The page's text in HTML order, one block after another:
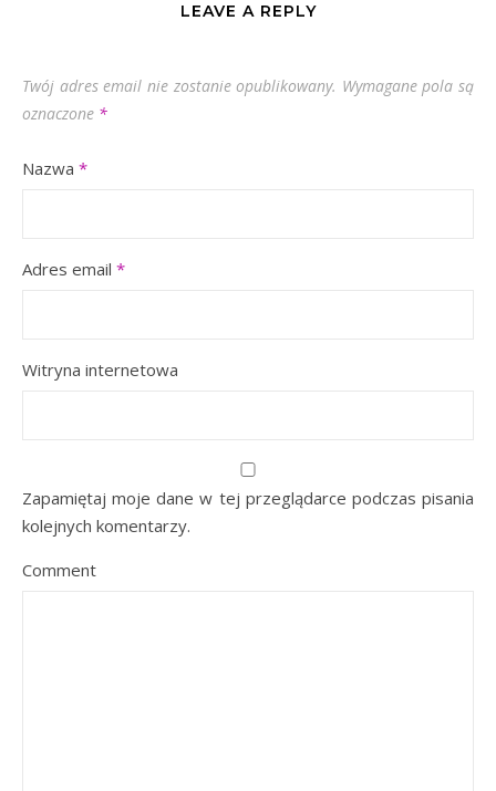
LEAVE A REPLY
Twój adres email nie zostanie opublikowany. Wymagane pola są
oznaczone *
Nazwa *
Adres email *
Witryna internetowa
Zapamiętaj moje dane w tej przeglądarce podczas pisania
kolejnych komentarzy.
Comment